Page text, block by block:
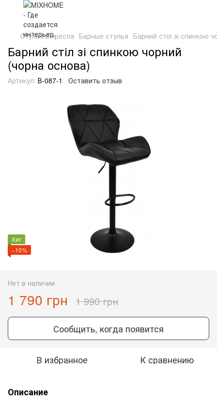
Стулья и кресла Барные стулья Барний стіл зі спинкою
Барний стіл зі спинкою чорний
(чорна основа)
Артикул: В-087-1 Оставить отзыв
Хит
−10%
Нет в наличии
1 790 грн 1 990 грн
Сообщить, когда появится
В избранное К сравнению
Описание